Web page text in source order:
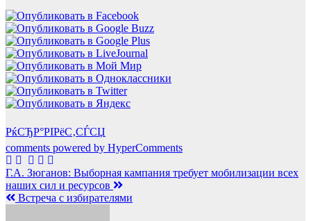
РќСЂР°РІРёС‚СЃСЏ
comments powered by HyperComments
Навигация
по
Г.А. Зюганов: Выборная кампания требует мобилизации всех
наших сил и ресурсов
Встреча с избирателями